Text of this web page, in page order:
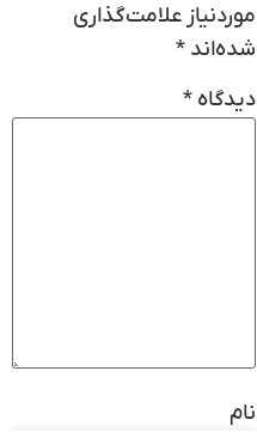
موردنیاز علامت‌گذاری
شده‌اند *
دیدگاه *
نام